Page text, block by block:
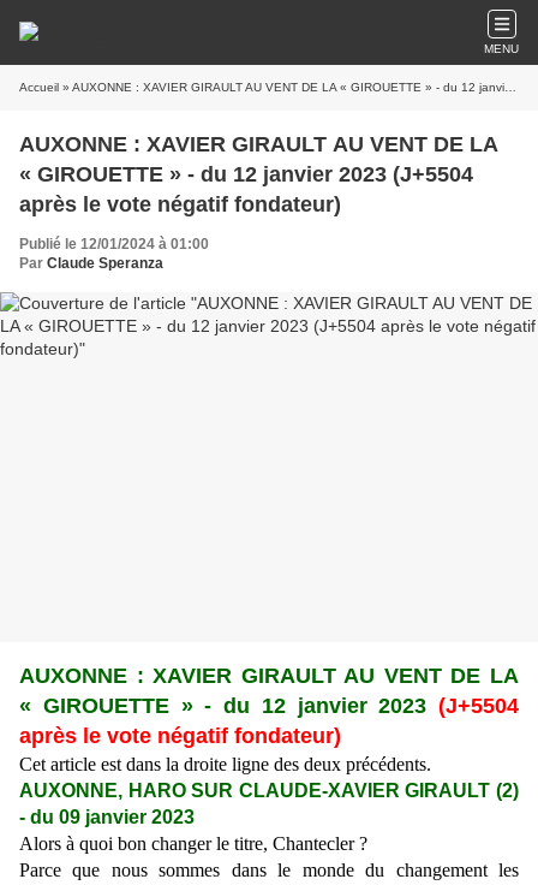
MENU
Accueil » AUXONNE : XAVIER GIRAULT AU VENT DE LA « GIROUETTE » - du 12 janvier 2023 (J+5504 après le vote négatif fondateur)
AUXONNE : XAVIER GIRAULT AU VENT DE LA
« GIROUETTE » - du 12 janvier 2023 (J+5504
après le vote négatif fondateur)
Publié le 12/01/2024 à 01:00
Par Claude Speranza
AUXONNE : XAVIER GIRAULT AU VENT DE LA
« GIROUETTE » - du 12 janvier 2023 (J+5504
après le vote négatif fondateur)
Cet article est dans la droite ligne des deux précédents.
AUXONNE, HARO SUR CLAUDE-XAVIER GIRAULT (2)
- du 09 janvier 2023
Alors à quoi bon changer le titre, Chantecler ?
Parce que nous sommes dans le monde du changement les